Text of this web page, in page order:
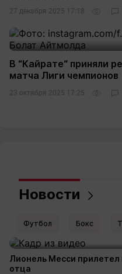
27 декабря 2025 17:18
В “Кайрате“ приняли
матча Лиги чемпионов
23 октября 2025 17:25
Новости
Футбол Бокс
Лионель Месси прилетел
отца